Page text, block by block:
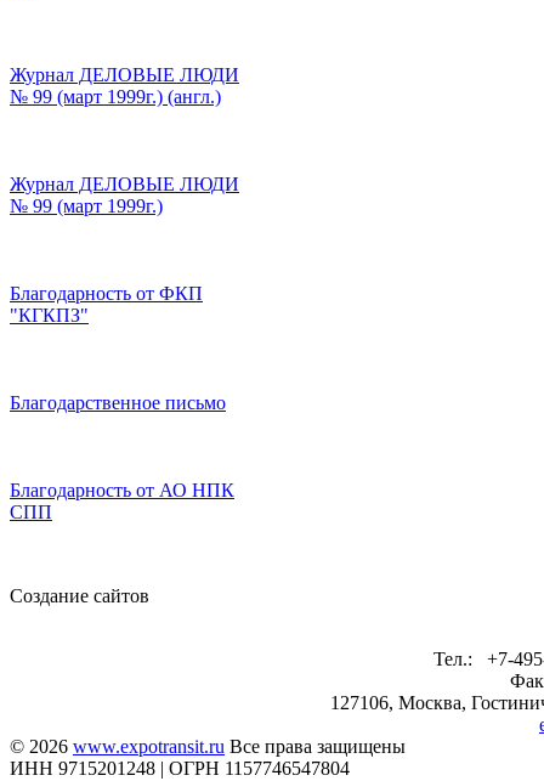
Журнал ДЕЛОВЫЕ ЛЮДИ
№ 99 (март 1999г.) (англ.)
Журнал ДЕЛОВЫЕ ЛЮДИ
№ 99 (март 1999г.)
Благодарность от ФКП
"КГКПЗ"
Благодарственное письмо
Благодарность от АО НПК
СПП
Создание сайтов
Тел.: +7-
127106, Москва,
© 2026 www.expotransit.ru Все права защищены
ИНН 9715201248 | ОГРН 1157746547804